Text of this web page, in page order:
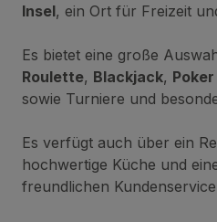
Insel, ein Ort für Freizeit
Es bietet eine große
Roulette, Blackjack, Poker
sowie Turniere und
Es verfügt auch über ein
hochwertige Küche und
freundlichen